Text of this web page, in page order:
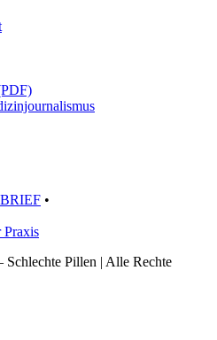
•
Praxis
Pillen | Alle Rechte